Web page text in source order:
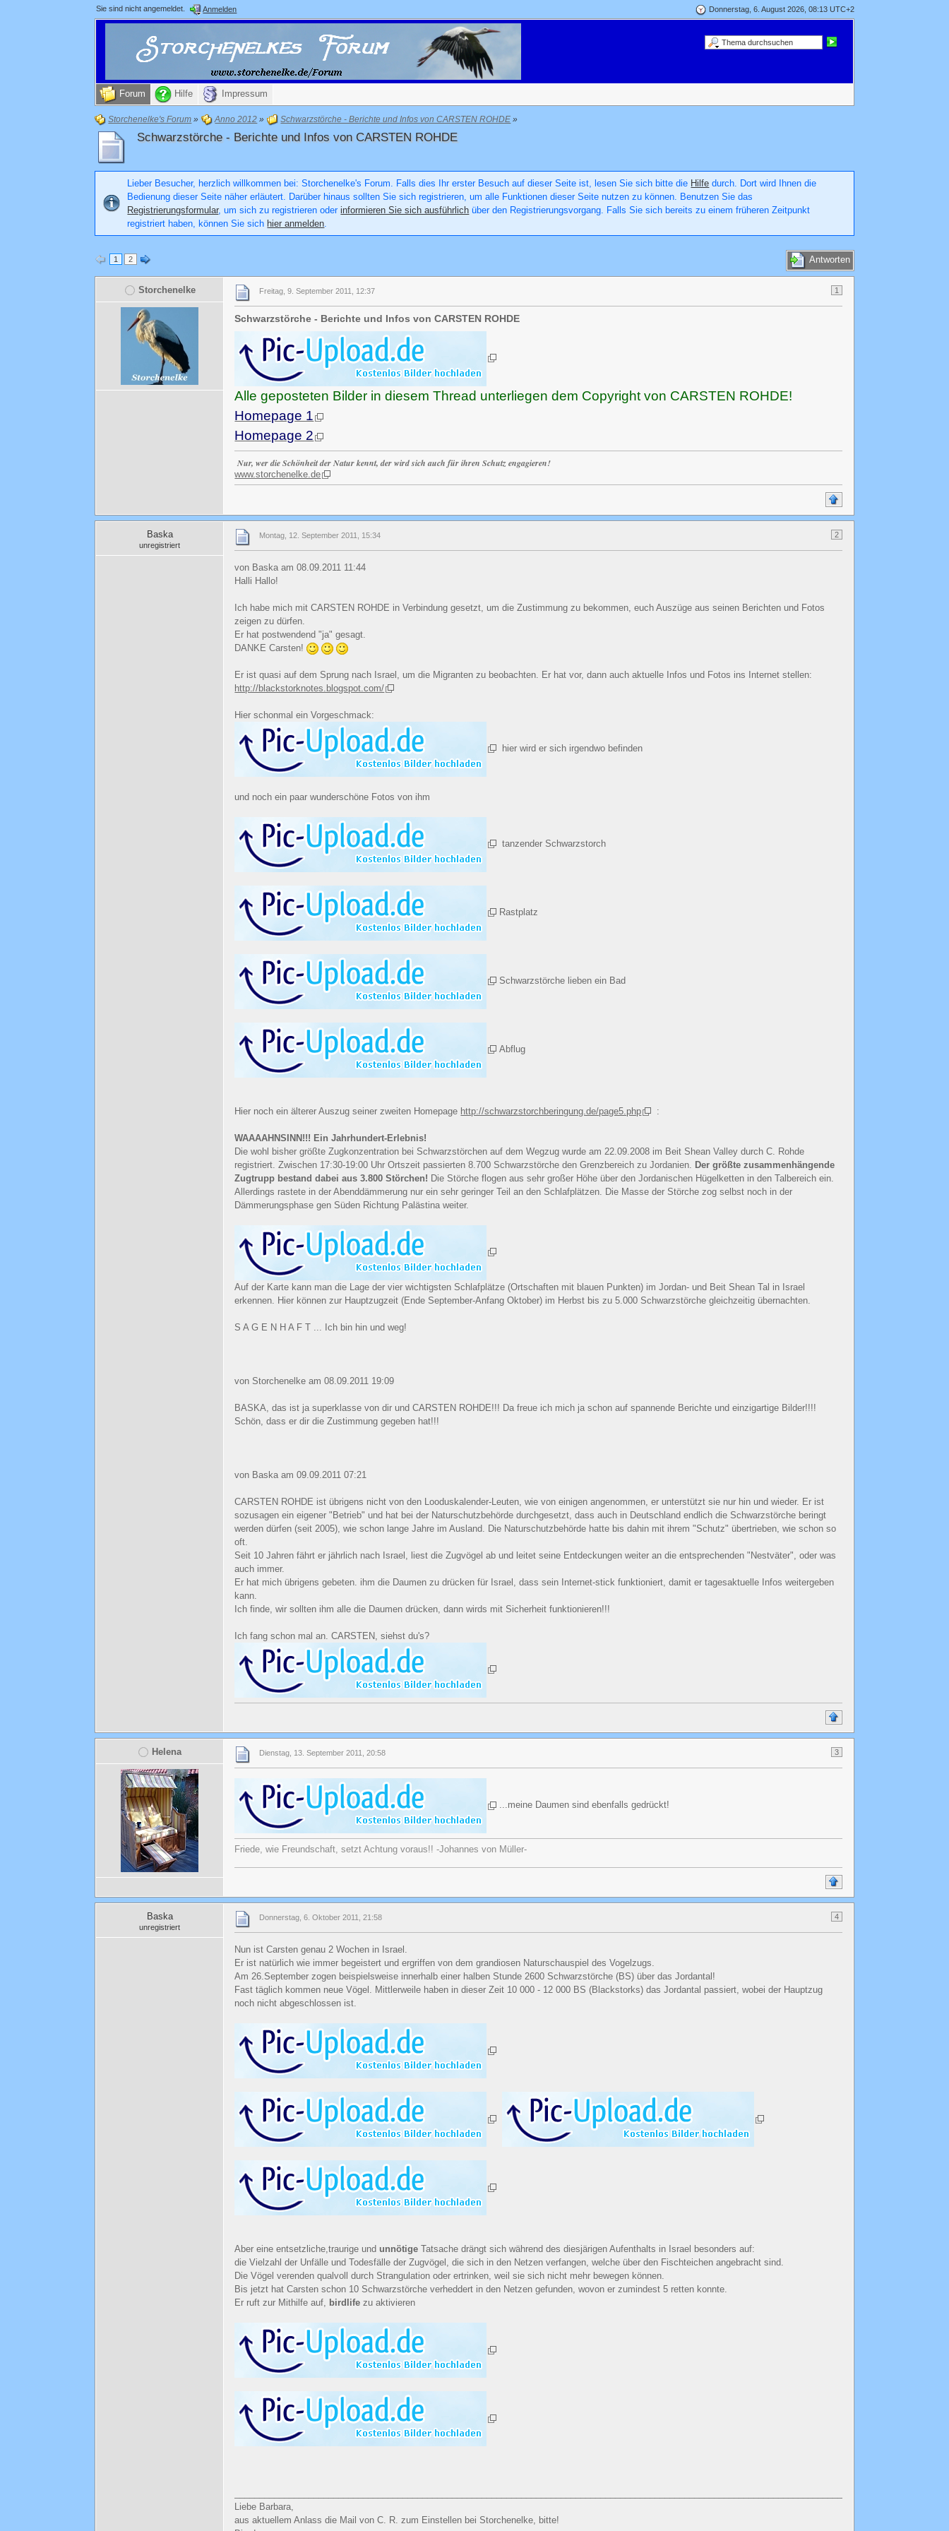
Donnerstag, 6. August 2026, 08:13 UTC+2
Sie sind nicht angemeldet. Anmelden
Forum Hilfe Impressum
Storchenelke's Forum » Anno 2012 » Schwarzstörche - Berichte und Infos von CARSTEN ROHDE »
Schwarzstörche - Berichte und Infos von CARSTEN ROHDE
Lieber Besucher, herzlich willkommen bei: Storchenelke's Forum. Falls dies Ihr erster Besuch auf dieser Seite ist, lesen Sie sich bitte die Hilfe durch. Dort wird Ihnen die
Bedienung dieser Seite näher erläutert. Darüber hinaus sollten Sie sich registrieren, um alle Funktionen dieser Seite nutzen zu können. Benutzen Sie das
Registrierungsformular, um sich zu registrieren oderinformieren Sie sich ausführlich über den Registrierungsvorgang. Falls Sie sich bereits zu einem früheren Zeitpunkt
registriert haben, können Sie sich hier anmelden.
1 2 Antworten
Storchenelke 1
Freitag, 9. September 2011, 12:37
Schwarzstörche - Berichte und Infos von CARSTEN ROHDE
Alle geposteten Bilder in diesem Thread unterliegen dem Copyright von CARSTEN ROHDE!
Homepage 1
Homepage 2
Nur, wer die Schönheit der Natur kennt, der wird sich auch für ihren Schutz engagieren!
www.storchenelke.de
Baska
unregistriert
2
Montag, 12. September 2011, 15:34
von Baska am 08.09.2011 11:44
Halli Hallo!
Ich habe mich mit CARSTEN ROHDE in Verbindung gesetzt, um die Zustimmung zu bekommen, euch Auszüge aus seinen Berichten und Fotos
zeigen zu dürfen.
Er hat postwendend "ja" gesagt.
DANKE Carsten!
Er ist quasi auf dem Sprung nach Israel, um die Migranten zu beobachten. Er hat vor, dann auch aktuelle Infos und Fotos ins Internet stellen:
http://blackstorknotes.blogspot.com/
Hier schonmal ein Vorgeschmack:
hier wird er sich irgendwo befinden
und noch ein paar wunderschöne Fotos von ihm
tanzender Schwarzstorch
Rastplatz
Schwarzstörche lieben ein Bad
Abflug
Hier noch ein älterer Auszug seiner zweiten Homepage http://schwarzstorchberingung.de/page5.php :
WAAAAHNSINN!!! Ein Jahrhundert-Erlebnis!
Die wohl bisher größte Zugkonzentration bei Schwarzstörchen auf dem Wegzug wurde am 22.09.2008 im Beit Shean Valley durch C. Rohde
registriert. Zwischen 17:30-19:00 Uhr Ortszeit passierten 8.700 Schwarzstörche den Grenzbereich zu Jordanien.
Der größte zusammenhängende
Zugtrupp bestand dabei aus 3.800 Störchen! Die Störche flogen aus sehr großer Höhe über den Jordanischen Hügelketten in den Talbereich ein.
Allerdings rastete in der Abenddämmerung nur ein sehr geringer Teil an den Schlafplätzen. Die Masse der Störche zog selbst noch in der
Dämmerungsphase gen Süden Richtung Palästina weiter.
Auf der Karte kann man die Lage der vier wichtigsten Schlafplätze (Ortschaften mit blauen Punkten) im Jordan- und Beit Shean Tal in Israel
erkennen. Hier können zur Hauptzugzeit (Ende September-Anfang Oktober) im Herbst bis zu 5.000 Schwarzstörche gleichzeitig übernachten.
S A G E N H A F T ... Ich bin hin und weg!
von Storchenelke am 08.09.2011 19:09
BASKA, das ist ja superklasse von dir und CARSTEN ROHDE!!! Da freue ich mich ja schon auf spannende Berichte und einzigartige Bilder!!!!
Schön, dass er dir die Zustimmung gegeben hat!!!
von Baska am 09.09.2011 07:21
CARSTEN ROHDE ist übrigens nicht von den Looduskalender-Leuten, wie von einigen angenommen, er unterstützt sie nur hin und wieder. Er ist
sozusagen ein eigener "Betrieb" und hat bei der Naturschutzbehörde durchgesetzt, dass auch in Deutschland endlich die Schwarzstörche beringt
werden dürfen (seit 2005), wie schon lange Jahre im Ausland. Die Naturschutzbehörde hatte bis dahin mit ihrem "Schutz" übertrieben, wie schon so
oft.
Seit 10 Jahren fährt er jährlich nach Israel, liest die Zugvögel ab und leitet seine Entdeckungen weiter an die entsprechenden "Nestväter", oder was
auch immer.
Er hat mich übrigens gebeten. ihm die Daumen zu drücken für Israel, dass sein Internet-stick funktioniert, damit er tagesaktuelle Infos weitergeben
kann.
Ich finde, wir sollten ihm alle die Daumen drücken, dann wirds mit Sicherheit funktionieren!!!
Ich fang schon mal an. CARSTEN, siehst du's?
Helena 3
Dienstag, 13. September 2011, 20:58
...meine Daumen sind ebenfalls gedrückt!
Friede, wie Freundschaft, setzt Achtung voraus!! -Johannes von Müller-
Baska
unregistriert
4
Donnerstag, 6. Oktober 2011, 21:58
Nun ist Carsten genau 2 Wochen in Israel.
Er ist natürlich wie immer begeistert und ergriffen von dem grandiosen Naturschauspiel des Vogelzugs.
Am 26.September zogen beispielsweise innerhalb einer halben Stunde 2600 Schwarzstörche (BS) über das Jordantal!
Fast täglich kommen neue Vögel. Mittlerweile haben in dieser Zeit 10 000 - 12 000 BS (Blackstorks) das Jordantal passiert, wobei der Hauptzug
noch nicht abgeschlossen ist.
Aber eine entsetzliche,traurige undunnötige Tatsache drängt sich während des diesjärigen Aufenthalts in Israel besonders auf:
die Vielzahl der Unfälle und Todesfälle der Zugvögel, die sich in den Netzen verfangen, welche über den Fischteichen angebracht sind.
Die Vögel verenden qualvoll durch Strangulation oder ertrinken, weil sie sich nicht mehr bewegen können.
Bis jetzt hat Carsten schon 10 Schwarzstörche verheddert in den Netzen gefunden, wovon er zumindest 5 retten konnte.
Er ruft zur Mithilfe auf, birdlife zu aktivieren
Liebe Barbara,
aus aktuellem Anlass die Mail von C. R. zum Einstellen bei Storchenelke, bitte!